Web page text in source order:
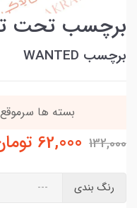
برچسب تحت
برچسب WANTED
ارسال میگردد
132,000
62,000
رنگ بندی